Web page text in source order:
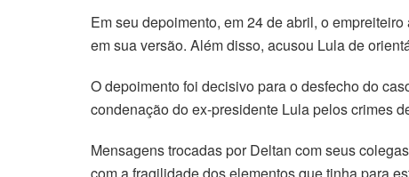
Em seu depoimento, em 24 de abril, o
em sua versão. Além disso, acusou Lula de
O depoimento foi decisivo para o desfecho do
condenação do ex-presidente Lula pelos crimes
Mensagens trocadas por Deltan com seus